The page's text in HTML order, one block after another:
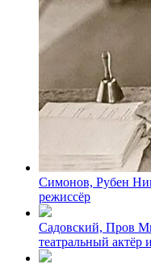
Симонов, Рубен
режиссёр
Садовский, Пров
театральный актёр